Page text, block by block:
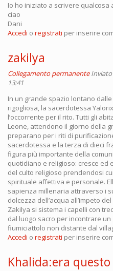
Io ho iniziato a scrivere qualcosa
ciao
Dani
Accedi o registrati per inserire
zakilya
Collegamento permanente
13:41
In un grande spazio lontano
rigogliosa, la sacerdotessa
l’occorrente per il rito. Tutti gli
Leone, attendono il giorno della
preparano per i riti di
sacerdotessa e la terza di dieci
figura più importante della
quotidiano e religioso: cresce ed
del culto religioso prendendosi
spirituale affettiva e personale.
sapienza millenaria attraverso i
dolcezza dell’acqua all’impeto
Zakilya si sistema i capelli con
dal luogo sacro per incontrare
fiumiciattolo non distante dal
Accedi o registrati per inserire
Khalida:era